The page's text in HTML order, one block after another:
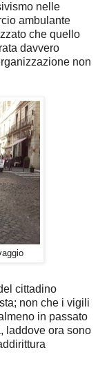
nelle
ambulante
che quello
davvero
non
cittadino
non che i vigili
in passato
laddove ora sono